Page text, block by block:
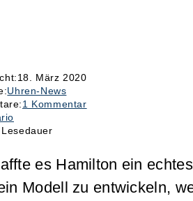
18. März 2020
Uhren-News
1 Kommentar
es Hamilton ein
Modell zu entwickeln,